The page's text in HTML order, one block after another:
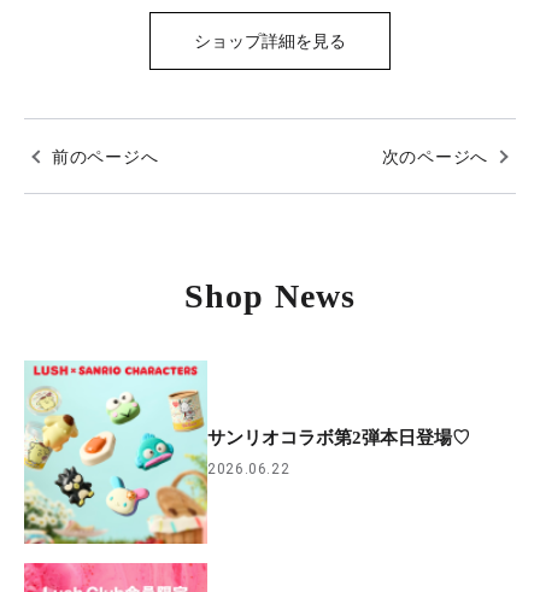
ショップ詳細を見る
前のページへ 次のページへ
Shop News
サンリオコラボ第2弾本日登場♡
2026.06.22